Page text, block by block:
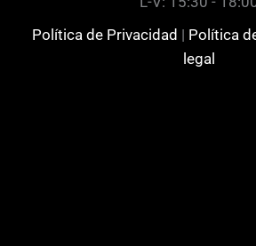
Política de Privacidad | Política
legal